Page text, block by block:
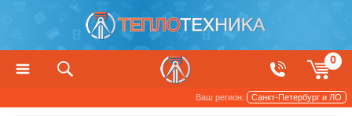
0
Ваш регион: Санкт-Петербург и ЛО